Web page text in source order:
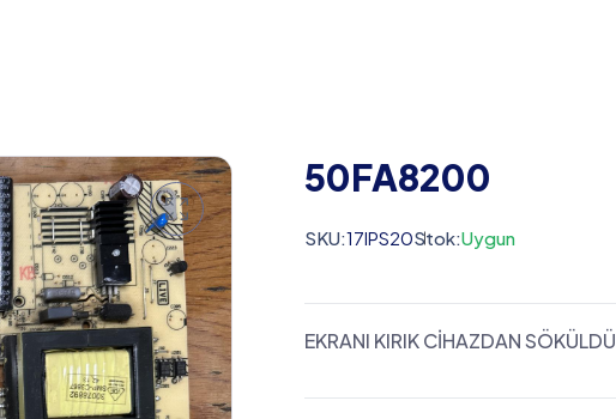
50FA8200
SKU:17IPS20Stok:Uygun
EKRANI KIRIK CİHAZDAN SÖKÜLDÜ